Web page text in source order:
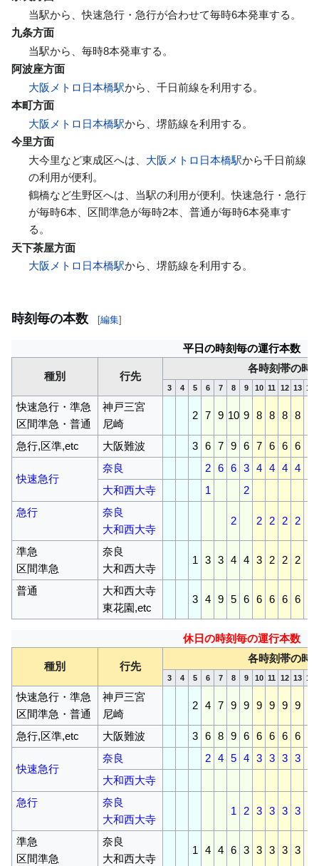
当駅から、快速急行・急行が合わせて毎時6本発車する。
九条方面
当駅から、毎時8本発車する。
阿波座方面
大阪メトロ日本橋駅から、千日前線を利用する。
本町方面
大阪メトロ日本橋駅から、堺筋線を利用する。
今里方面
大今里など東成区へは、 大阪メトロ日本橋駅から千日前線
の利用が便利。
鶴橋など生野区へは、当駅の利用が便利。快速急行・急行
が毎時6本、区間準急が毎時2本、普通が毎時6本発車す
る。
天下茶屋方面
大阪メトロ日本橋駅から、堺筋線を利用する。
時刻毎の本数 [編集]
平日の時刻毎の運行本数
種別 行先
各時刻帯の時
3 4 5 6 7 8 9 10 11 12 13 14
快速急行・準急
区間準急・普通
神戸三宮
尼崎
2 7 9 10 9 8 8 8 8
急行,区準,etc 大阪難波 3 6 7 9 6 7 6 6 6
快速急行
奈良 2 6 6 3 4 4 4 4
大和西大寺
1
2
急行
奈良
大和西大寺
2 2 2 2 2
準急
区間準急
奈良
大和西大寺
1 3 3 4 4 3 2 2 2
普通
大和西大寺
東花園,etc
3 4 9 5 6 6 6 6 6
休日の時刻毎の運行本数
種別 行先
各時刻帯の時
3 4 5 6 7 8 9 10 11 12 13 14
快速急行・準急
区間準急・普通
神戸三宮
尼崎
2 4 7 9 9 9 9 9 9
急行,区準,etc 大阪難波 3 6 8 9 6 6 6 6 6
快速急行
奈良 2 4 5 4 3 3 3 3
大和西大寺
急行
奈良
大和西大寺
1 2 3 3 3 3
準急
区間準急
奈良
大和西大寺
1 4 4 6 3 3 3 3 3